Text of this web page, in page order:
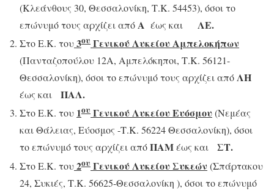
(Κλεάνθους 30, Θεσσαλονίκη, Τ.Κ. 54453), όσοι το
επώνυμό τους αρχίζει απόΑ έως και ΛΕ.
Στο Ε.Κ. του3ου Γενικού Λυκείου Αμπελοκήπων
(Πανταζοπούλου 12Α, Αμπελόκηποι, Τ.Κ. 56121-
Θεσσαλονίκη), όσοι το επώνυμό τους αρχίζει απόΛΗ
έως και ΠΑΛ.
Στο Ε.Κ. του 1ου Γενικού Λυκείου Ευόσμου(Νεμέας
και Θάλειας, Εύοσμος -Τ.Κ. 56224 Θεσσαλονίκη), όσοι
το επώνυμό τους αρχίζει απόΠΑΜέως και ΣΤ.
Στο Ε.Κ. του2ου Γενικού Λυκείου Συκεών (Σπάρτακου
24, Συκιές, Τ.Κ. 56625-Θεσσαλονίκη ), όσοι το επώνυμό